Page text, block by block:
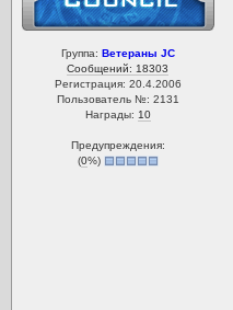
Группа: Ветераны JC
Сообщений: 18303
Регистрация: 20.4.2006
Пользователь №: 2131
Награды: 10
Предупреждения:
(0%)